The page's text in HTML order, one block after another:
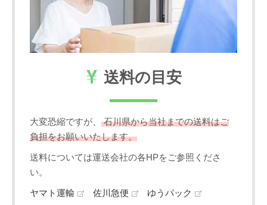
送料の目安
大変恐縮ですが、 石川県から当社までの送料はご
負担をお願いいたします。
送料については運送会社の各HPをご参照くださ
い。
ヤマト運輸 佐川急便 ゆうパック